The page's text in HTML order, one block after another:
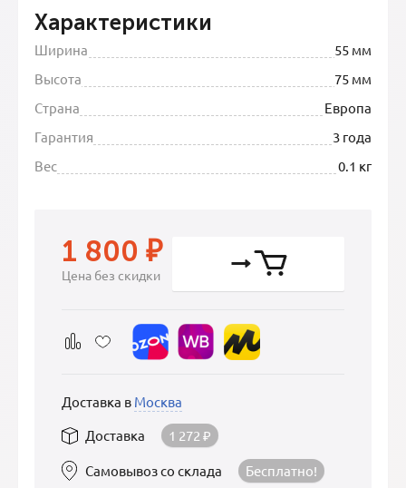
Характеристики
Ширина
55 мм
Высота
75 мм
Страна
Европа
Гарантия
3 года
Вес
0.1 кг
1 800 ₽
Цена без скидки
Доставка в Москва
Доставка
1 272 ₽
Самовывоз со склада Бесплатно!